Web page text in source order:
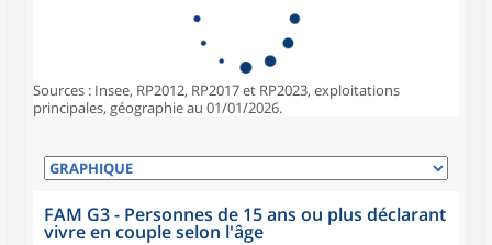
Sources : Insee, RP2012, RP2017 et RP2023, exploitations
principales, géographie au 01/01/2026.
FAM G3 - Personnes de 15 ans ou plus déclarant
vivre en couple selon l'âge